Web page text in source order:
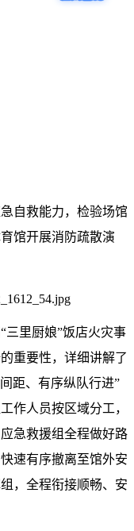
自救能力，检验场馆
馆开展消防疏散演
三里厨娘”饭店火灾事
重要性，详细讲解了
距、有序纵队行进”
作人员按区域分工，
急救援组全程做好路
速有序撤离至馆外安
，全程衔接顺畅、安